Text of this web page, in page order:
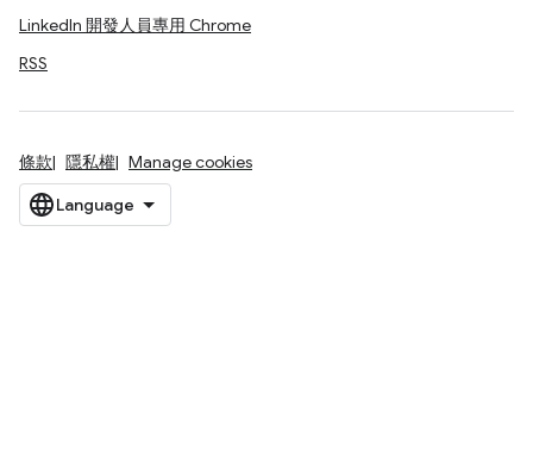
LinkedIn 開發人員專用 Chrome
RSS
條款 隱私權 Manage cookies